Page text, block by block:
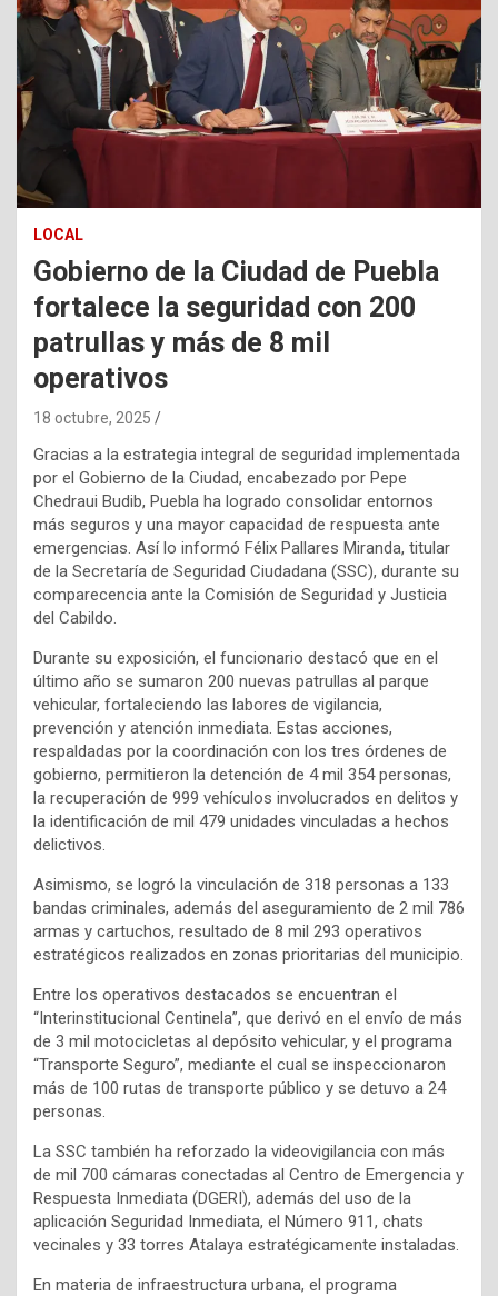
LOCAL
Gobierno de la Ciudad de Puebla
fortalece la seguridad con 200
patrullas y más de 8 mil
operativos
18 octubre, 2025
Gracias a la estrategia integral de seguridad implementada
por el Gobierno de la Ciudad, encabezado por Pepe
Chedraui Budib, Puebla ha logrado consolidar entornos
más seguros y una mayor capacidad de respuesta ante
emergencias. Así lo informó Félix Pallares Miranda, titular
de la Secretaría de Seguridad Ciudadana (SSC), durante su
comparecencia ante la Comisión de Seguridad y Justicia
del Cabildo.
Durante su exposición, el funcionario destacó que en el
último año se sumaron 200 nuevas patrullas al parque
vehicular, fortaleciendo las labores de vigilancia,
prevención y atención inmediata. Estas acciones,
respaldadas por la coordinación con los tres órdenes de
gobierno, permitieron la detención de 4 mil 354 personas,
la recuperación de 999 vehículos involucrados en delitos y
la identificación de mil 479 unidades vinculadas a hechos
delictivos.
Asimismo, se logró la vinculación de 318 personas a 133
bandas criminales, además del aseguramiento de 2 mil 786
armas y cartuchos, resultado de 8 mil 293 operativos
estratégicos realizados en zonas prioritarias del municipio.
Entre los operativos destacados se encuentran el
“Interinstitucional Centinela”, que derivó en el envío de más
de 3 mil motocicletas al depósito vehicular, y el programa
“Transporte Seguro”, mediante el cual se inspeccionaron
más de 100 rutas de transporte público y se detuvo a 24
personas.
La SSC también ha reforzado la videovigilancia con más
de mil 700 cámaras conectadas al Centro de Emergencia y
Respuesta Inmediata (DGERI), además del uso de la
aplicación Seguridad Inmediata, el Número 911, chats
vecinales y 33 torres Atalaya estratégicamente instaladas.
En materia de infraestructura urbana, el programa